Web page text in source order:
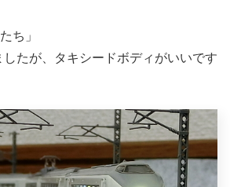
ち」
たが、タキシードボディがいいです